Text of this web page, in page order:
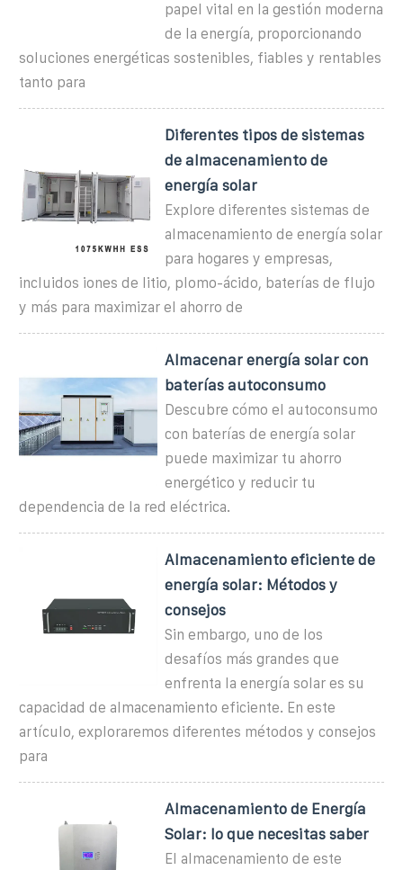
papel vital en la gestión moderna
de la energía, proporcionando
soluciones energéticas sostenibles, fiables y rentables
tanto para
Diferentes tipos de sistemas
de almacenamiento de
energía solar
Explore diferentes sistemas de
almacenamiento de energía solar
para hogares y empresas,
incluidos iones de litio, plomo-ácido, baterías de flujo
y más para maximizar el ahorro de
Almacenar energía solar con
baterías autoconsumo
Descubre cómo el autoconsumo
con baterías de energía solar
puede maximizar tu ahorro
energético y reducir tu
dependencia de la red eléctrica.
Almacenamiento eficiente de
energía solar: Métodos y
consejos
Sin embargo, uno de los
desafíos más grandes que
enfrenta la energía solar es su
capacidad de almacenamiento eficiente. En este
artículo, exploraremos diferentes métodos y consejos
para
Almacenamiento de Energía
Solar: lo que necesitas saber
El almacenamiento de este